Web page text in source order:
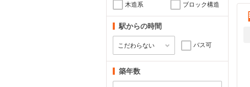
木造系 ブロック構造
駅からの時間
バス可
築年数